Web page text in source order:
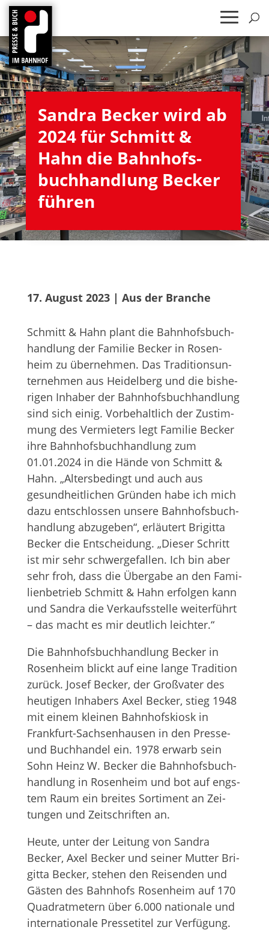
San­dra Becker wird ab
2024 für Schmitt &
Hahn die Bahn­hofs­
buch­hand­lung Becker
führen
17. August 2023 | Aus der Branche
Schmitt & Hahn plant die Bahn­hofs­buch­
hand­lung der Fami­lie Becker in Rosen­
heim zu über­neh­men. Das Tra­di­ti­ons­un­
ter­neh­men aus Hei­del­berg und die bis­he­
ri­gen Inha­ber der Bahn­hofs­buch­hand­lung
sind sich einig. Vor­be­halt­lich der Zustim­
mung des Ver­mie­ters legt Fami­lie Becker
ihre Bahn­hofs­buch­hand­lung zum
01.01.2024 in die Hände von Schmitt &
Hahn. „Alters­be­dingt und auch aus
gesund­heit­li­chen Grün­den habe ich mich
dazu ent­schlos­sen unsere Bahn­hofs­buch­
hand­lung abzu­ge­ben“, erläu­tert Bri­gitta
Becker die Ent­schei­dung. „Die­ser Schritt
ist mir sehr schwer­ge­fal­len. Ich bin aber
sehr froh, dass die Über­gabe an den Fami­
li­en­be­trieb Schmitt & Hahn erfol­gen kann
und San­dra die Ver­kaufs­stelle wei­ter­führt
– das macht es mir deut­lich leichter.“
Die Bahn­hofs­buch­hand­lung Becker in
Rosen­heim blickt auf eine lange Tra­di­tion
zurück. Josef Becker, der Groß­va­ter des
heu­ti­gen Inha­bers Axel Becker, stieg 1948
mit einem klei­nen Bahn­hofs­ki­osk in
Frank­furt-Sach­sen­hau­sen in den Presse-
und Buch­han­del ein. 1978 erwarb sein
Sohn Heinz W. Becker die Bahn­hofs­buch­
hand­lung in Rosen­heim und bot auf engs­
tem Raum ein brei­tes Sor­ti­ment an Zei­
tun­gen und Zeit­schrif­ten an.
Heute, unter der Lei­tung von San­dra
Becker, Axel Becker und sei­ner Mut­ter Bri­
gitta Becker, ste­hen den Rei­sen­den und
Gäs­ten des Bahn­hofs Rosen­heim auf 170
Qua­drat­me­tern über 6.000 natio­nale und
inter­na­tio­nale Pres­se­ti­tel zur Ver­fü­gung.